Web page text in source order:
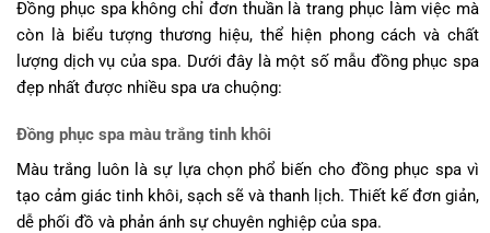
Đồng phục spa không chỉ đơn thuần là trang phục làm việc mà
còn là biểu tượng thương hiệu, thể hiện phong cách và chất
lượng dịch vụ của spa. Dưới đây là một số mẫu đồng phục spa
đẹp nhất được nhiều spa ưa chuộng:
Đồng phục spa màu trắng tinh khôi
Màu trắng luôn là sự lựa chọn phổ biến cho đồng phục spa vì
tạo cảm giác tinh khôi, sạch sẽ và thanh lịch. Thiết kế đơn giản,
dễ phối đồ và phản ánh sự chuyên nghiệp của spa.